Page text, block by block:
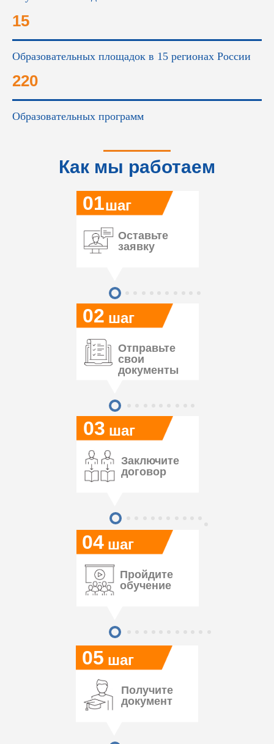
15
Образовательных площадок в 15 регионах России
220
Образовательных программ
Как мы работаем
05
04
03
02
01
Оставьте
заявку
шаг
шаг
шаг
шаг
шаг
Отправьте
свои
документы
Заключите
договор
Пройдите
обучение
Получите
документ